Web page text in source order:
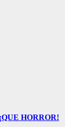
HORROR!